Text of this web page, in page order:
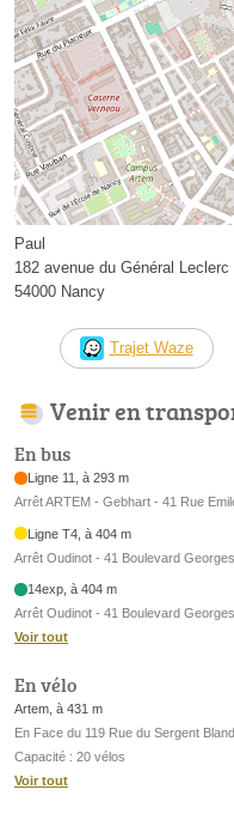
Paul
182 avenue du Général Leclerc
54000 Nancy
Trajet Waze
Venir en
En bus
Ligne 11, à 293 m
Arrêt ARTEM - Gebhart - 41 Rue
Ligne T4, à 404 m
Arrêt Oudinot - 41 Boulevard
14exp, à 404 m
Arrêt Oudinot - 41 Boulevard
Voir tout
En vélo
Artem, à 431 m
En Face du 119 Rue du Sergent
Capacité : 20 vélos
Voir tout